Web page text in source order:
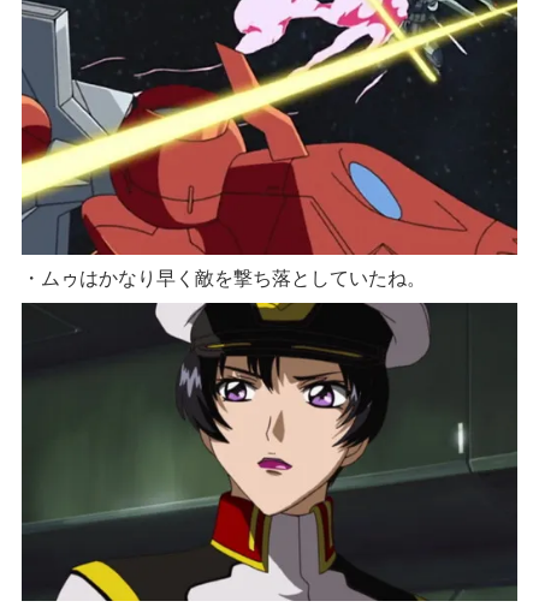
・ムゥはかなり早く敵を撃ち落としていたね。